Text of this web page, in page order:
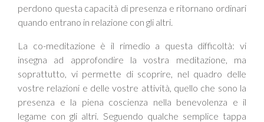
perdono questa capacità di presenza e ritornano ordinari
quando entrano in relazione con gli altri.
La co-meditazione è il rimedio a questa difficoltà: vi
insegna ad approfondire la vostra meditazione, ma
soprattutto, vi permette di scoprire, nel quadro delle
vostre relazioni e delle vostre attività, quello che sono la
presenza e la piena coscienza nella benevolenza e il
legame con gli altri. Seguendo qualche semplice tappa